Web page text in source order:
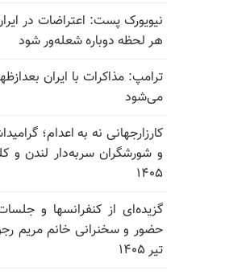
نیویورک پست: اعتراضات در
هر لحظه دوباره شعله‌ور شود
ترامپ: مذاکرات با ایران
می‌شود
کارزارجهانی نه به اعدام؛
۱۴۰۵
گزیده‌ای از کنفرانسها و جلسات
تیر ۱۴۰۵